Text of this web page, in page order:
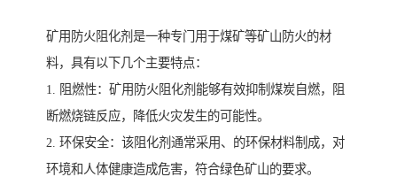
矿用防火阻化剂是一种专门用于煤矿等矿山防火的材
料，具有以下几个主要特点：
1. 阻燃性：矿用防火阻化剂能够有效抑制煤炭自燃，阻
断燃烧链反应，降低火灾发生的可能性。
2. 环保安全：该阻化剂通常采用、的环保材料制成，对
环境和人体健康造成危害，符合绿色矿山的要求。